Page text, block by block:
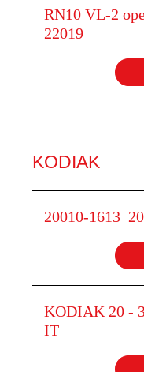
RN10 VL-2
22019
KODIAK
20010-
KODIAK 20 -
IT